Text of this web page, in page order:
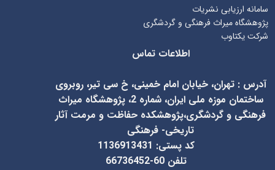
سامانه ارزیابی نشریات
پژوهشگاه میراث فرهنگی و گردشگری
شرکت یکتاوب
اطلاعات تماس
آدرس : تهران، خیابان امام خمینی، خ سی تیر، روبروی
ساختمان موزه ملی ایران، شماره 2، پژوهشگاه میراث
فرهنگی و گردشگری،پژوهشکده حفاظت و مرمت آثار
تاریخی- فرهنگی
کد پستی: 1136913431
تلفن 60-66736452